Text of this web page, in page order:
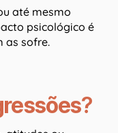
até mesmo
psicológico é
as sofre.
?